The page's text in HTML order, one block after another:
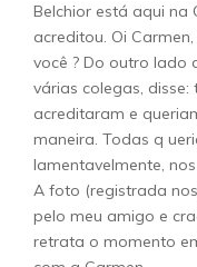
Belchior está aqui na
acreditou. Oi
você ? Do outro lado
várias colegas, disse:
acreditaram e
maneira. Todas q
lamentavelmente,
A foto (registrada
pelo meu amigo e
retrata o momento